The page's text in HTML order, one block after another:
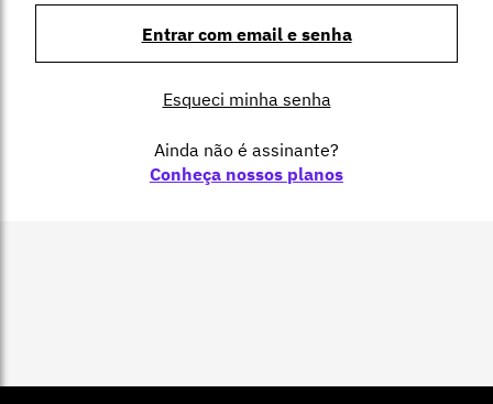
Entrar com email e senha
Esqueci minha senha
Ainda não é assinante?
Conheça nossos planos